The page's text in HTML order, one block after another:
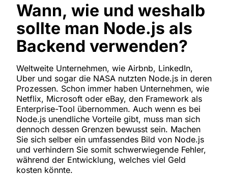
Wann, wie und weshalb
sollte man Node.js als
Backend verwenden?
Weltweite Unternehmen, wie Airbnb, LinkedIn,
Uber und sogar die NASA nutzten Node.js in deren
Prozessen. Schon immer haben Unternehmen, wie
Netflix, Microsoft oder eBay, den Framework als
Enterprise-Tool übernommen. Auch wenn es bei
Node.js unendliche Vorteile gibt, muss man sich
dennoch dessen Grenzen bewusst sein. Machen
Sie sich selber ein umfassendes Bild von Node.js
und verhindern Sie somit schwerwiegende Fehler,
während der Entwicklung, welches viel Geld
kosten könnte.